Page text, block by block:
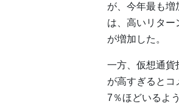
が、今年最も増
は、高いリター
が増加した。
一方、仮想通貨
が高すぎるとコ
7％ほどいるよう